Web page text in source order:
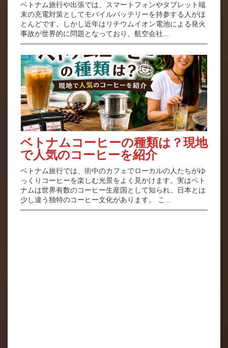
ベトナム旅行や出張では、スマートフォンやタブレット端
末の充電対策としてモバイルバッテリーを持参する人がほ
とんどです。しかし近年はリチウムイオン電池による発火
事故が世界的に問題となっており、航空会社...
ベトナムコーヒーの種類は？現地
で人気のコーヒーを紹介
ベトナム旅行では、街中のカフェでローカルの人たちがゆ
っくりコーヒーを楽しむ光景をよく見かけます。実はベト
ナムは世界有数のコーヒー生産国として知られ、日本とは
少し違う独特のコーヒー文化があります。 こ...